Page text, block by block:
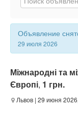
Объявление
29 июля 2026
Міжнародні та
Європі, 1 грн.
Львов | 29 июня